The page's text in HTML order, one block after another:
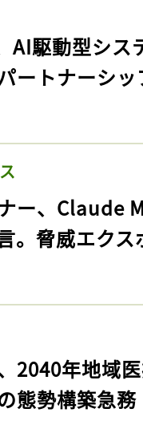
AI駆動型シ
ートナーシ
ナー、Claude
。脅威エク
2040年地域
態勢構築急務